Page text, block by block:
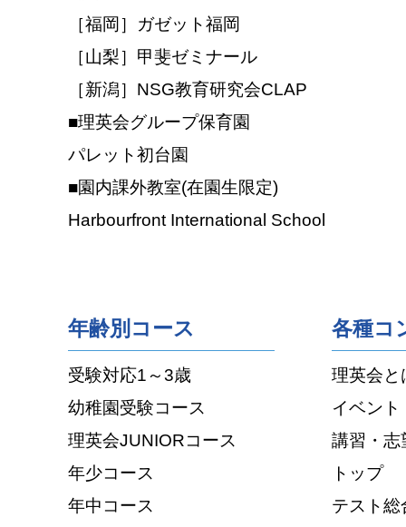
［福岡］ガゼット福岡
［山梨］甲斐ゼミナール
［新潟］NSG教育研究会CLAP
■理英会グループ保育園
パレット初台園
■園内課外教室(在園生限定)
Harbourfront International School
年齢別コース
受験対応1～3歳
幼稚園受験コース
理英会JUNIORコース
年少コース
年中コース
各種コ
理英会と
イベント
講習・志
トップ
テスト総